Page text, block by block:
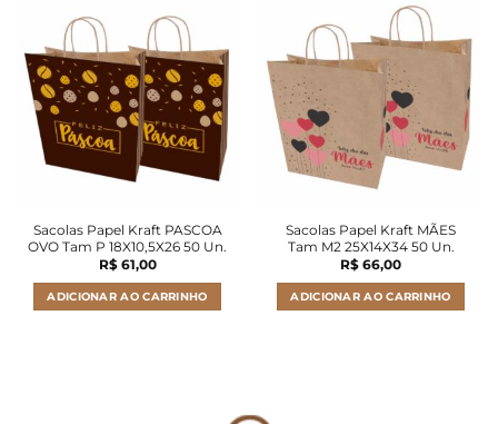
Sacolas Papel Kraft PASCOA
OVO Tam P 18X10,5X26 50 Un.
R$61,00
ADICIONAR AO CARRINHO
Sacolas Papel Kraft MÃES
Tam M2 25X14X34 50 Un.
R$ 66,00
ADICIONAR AO CARRINHO